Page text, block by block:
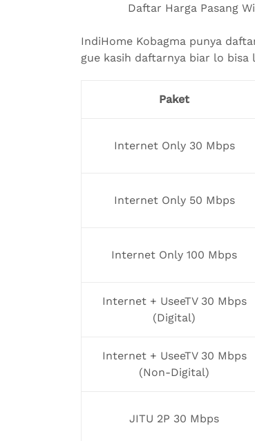
Daftar Harga Pasang
IndiHome Kobagma punya
gue kasih daftarnya biar lo bisa
Paket
Internet Only 30 Mbps
Internet Only 50 Mbps
Internet Only 100 Mbps
Internet + UseeTV 30 Mbps
(Digital)
Internet + UseeTV 30 Mbps
(Non-Digital)
JITU 2P 30 Mbps